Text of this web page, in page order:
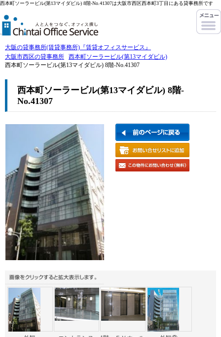
西本町ソーラービル(第13マイダビル) 8階-No.41307は大阪市西区西本町3丁目にある貸事務所です
大阪の貸事務所(賃貸事務所)『賃貸オフィスサービス』
大阪市西区の貸事務所
西本町ソーラービル(第13マイダビル)
西本町ソーラービル(第13マイダビル) 8階-No.41307
西本町ソーラービル(第13マイダビル) 8階-
No.41307